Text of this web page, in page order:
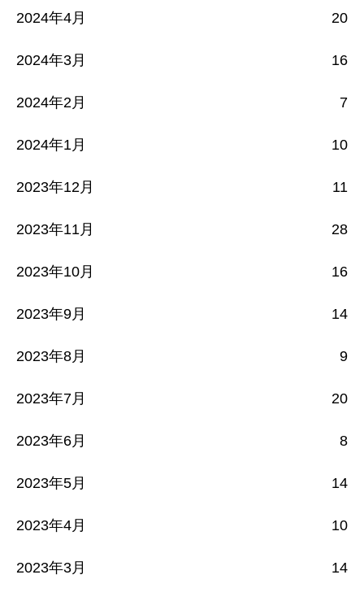
2024年4月 20
2024年3月 16
2024年2月 7
2024年1月 10
2023年12月 11
2023年11月 28
2023年10月 16
2023年9月 14
2023年8月 9
2023年7月 20
2023年6月 8
2023年5月 14
2023年4月 10
2023年3月 14